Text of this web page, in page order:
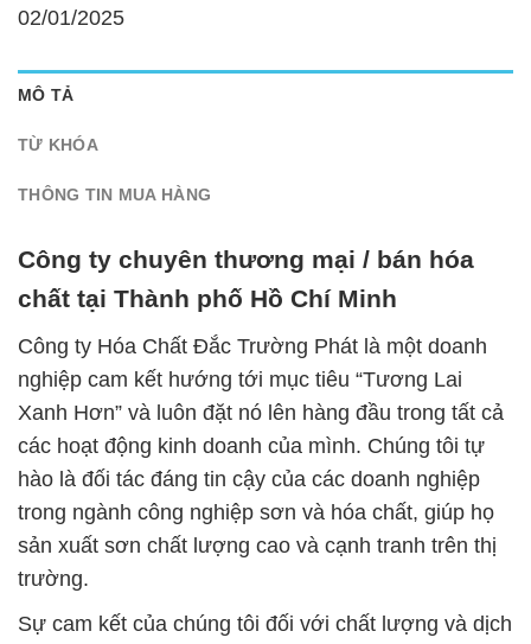
02/01/2025
MÔ TẢ
TỪ KHÓA
THÔNG TIN MUA HÀNG
Công ty chuyên thương mại / bán hóa
chất tại Thành phố Hồ Chí Minh
Công ty Hóa Chất Đắc Trường Phát là một doanh
nghiệp cam kết hướng tới mục tiêu “Tương Lai
Xanh Hơn” và luôn đặt nó lên hàng đầu trong tất cả
các hoạt động kinh doanh của mình. Chúng tôi tự
hào là đối tác đáng tin cậy của các doanh nghiệp
trong ngành công nghiệp sơn và hóa chất, giúp họ
sản xuất sơn chất lượng cao và cạnh tranh trên thị
trường.
Sự cam kết của chúng tôi đối với chất lượng và dịch